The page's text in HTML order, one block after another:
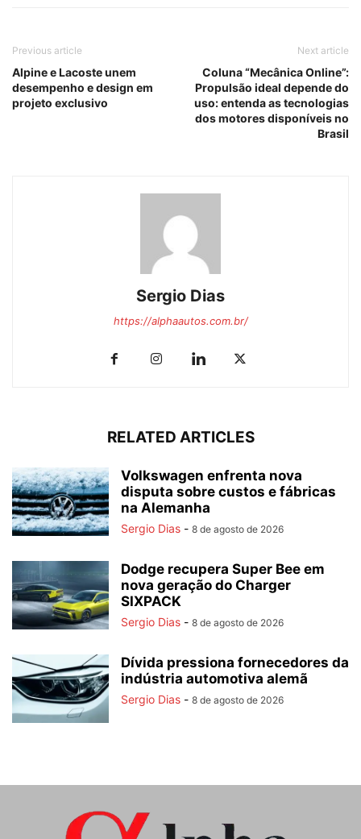
Previous article
Alpine e Lacoste unem
desempenho e design em
projeto exclusivo
Next article
Coluna “Mecânica Online”:
Propulsão ideal depende do
uso: entenda as tecnologias
dos motores disponíveis no
Brasil
Sergio Dias
https://alphaautos.com.br/
RELATED ARTICLES
Volkswagen enfrenta nova
disputa sobre custos e fábricas
na Alemanha
Sergio Dias - 8 de agosto de 2026
Dodge recupera Super Bee em
nova geração do Charger
SIXPACK
Sergio Dias - 8 de agosto de 2026
Dívida pressiona fornecedores da
indústria automotiva alemã
Sergio Dias - 8 de agosto de 2026